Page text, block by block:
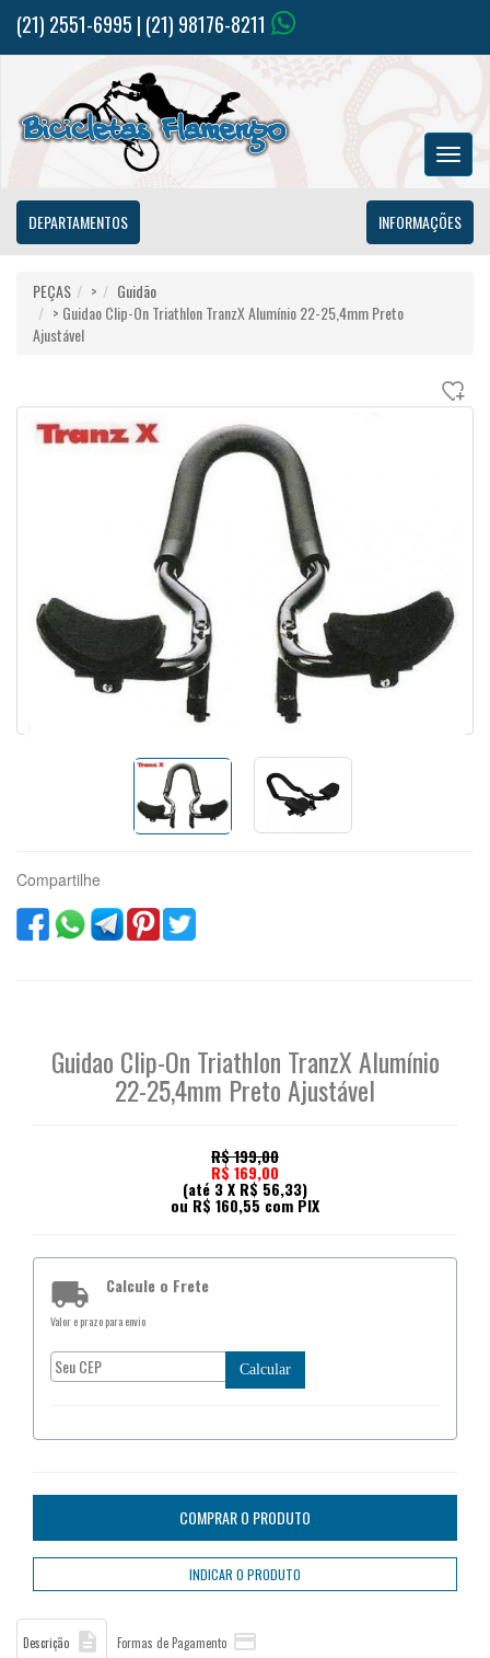
(21) 2551-6995 | (21) 98176-8211
MENU
DEPARTAMENTOS
INFORMAÇÕES
PEÇAS >
Guidão
> Guidao Clip-On Triathlon TranzX Alumínio 22-25,4mm Preto
Ajustável
Compartilhe
Guidao Clip-On Triathlon TranzX Alumínio
22-25,4mm Preto Ajustável
R$ 199,00
R$ 169,00
(até 3 X R$ 56,33)
ou R$ 160,55 com PIX
 Calcule o Frete
Valor e prazo para envio
Calcular
Descrição  Formas de Pagamento 